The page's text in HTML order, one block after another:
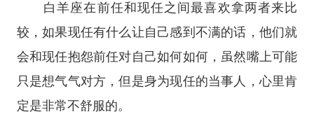
白羊座在前任和现任之间最喜欢拿两者来比
较，如果现任有什么让自己感到不满的话，他们就
会和现任抱怨前任对自己如何如何，虽然嘴上可能
只是想气气对方，但是身为现任的当事人，心里肯
定是非常不舒服的。